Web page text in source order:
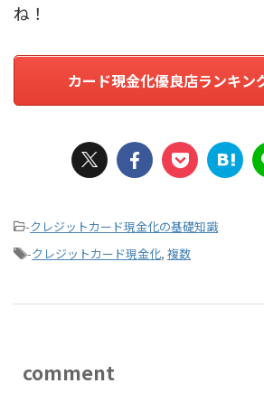
ね！
カード現金化優良店ランキン
-クレジットカード現金化の基礎知識
-クレジットカード現金化, 複数
comment